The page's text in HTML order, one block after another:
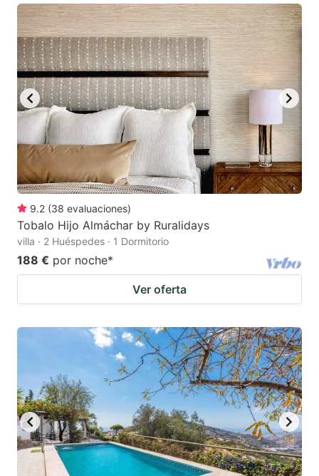
9.2 (38 evaluaciones)
Tobalo Hijo Almáchar by Ruralidays
villa · 2 Huéspedes · 1 Dormitorio
188 € por noche*
Ver oferta